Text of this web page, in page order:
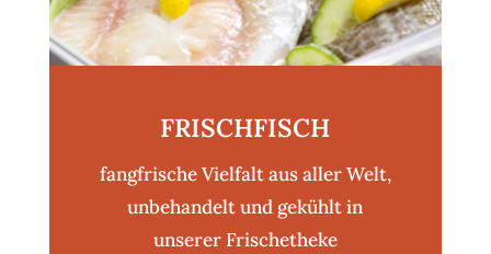
FRISCHFISCH
fangfrische Vielfalt aus aller Welt,
unbehandelt und gekühlt in
unserer Frischetheke